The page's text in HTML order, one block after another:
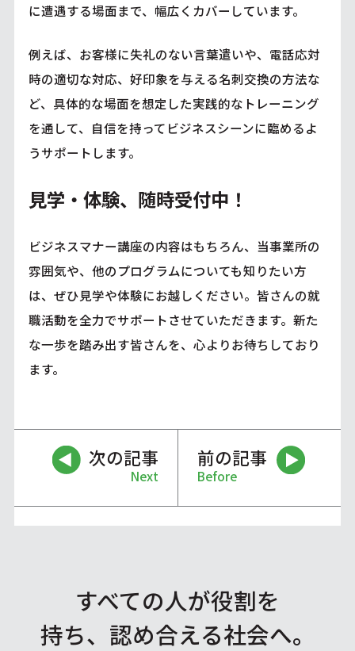
に遭遇する場面まで、幅広くカバーしています。
例えば、お客様に失礼のない言葉遣いや、電話応対
時の適切な対応、好印象を与える名刺交換の方法な
ど、具体的な場面を想定した実践的なトレーニング
を通して、自信を持ってビジネスシーンに臨めるよ
うサポートします。
見学・体験、随時受付中！
ビジネスマナー講座の内容はもちろん、当事業所の
雰囲気や、他のプログラムについても知りたい方
は、ぜひ見学や体験にお越しください。皆さんの就
職活動を全力でサポートさせていただきます。新た
な一歩を踏み出す皆さんを、心よりお待ちしており
ます。
次の記事
Next
前の記事
Before
すべての人が役割を
持ち、認め合える社会へ。